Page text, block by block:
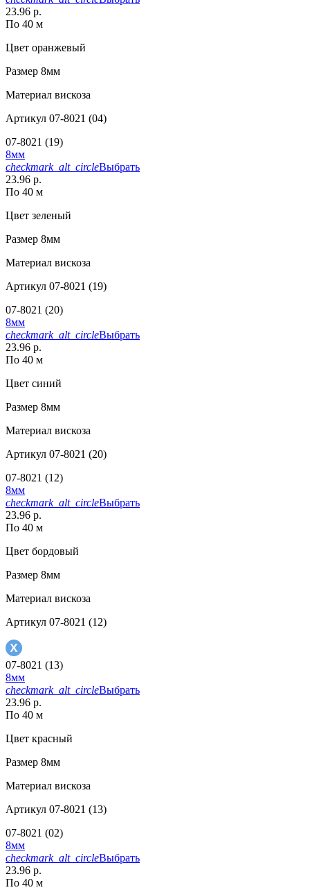
23.96 р.
По 40 м
Цвет оранжевый
Размер 8мм
Материал вискоза
Артикул 07-8021 (04)
07-8021 (19)
8мм
checkmark_alt_circleВыбрать
23.96 р.
По 40 м
Цвет зеленый
Размер 8мм
Материал вискоза
Артикул 07-8021 (19)
07-8021 (20)
8мм
checkmark_alt_circleВыбрать
23.96 р.
По 40 м
Цвет синий
Размер 8мм
Материал вискоза
Артикул 07-8021 (20)
07-8021 (12)
8мм
checkmark_alt_circleВыбрать
23.96 р.
По 40 м
Цвет бордовый
Размер 8мм
Материал вискоза
Артикул 07-8021 (12)
07-8021 (13)
8мм
checkmark_alt_circleВыбрать
23.96 р.
По 40 м
Цвет красный
Размер 8мм
Материал вискоза
Артикул 07-8021 (13)
07-8021 (02)
8мм
checkmark_alt_circleВыбрать
23.96 р.
По 40 м